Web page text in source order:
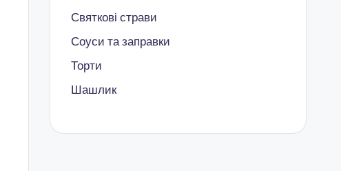
Святкові страви
Соуси та заправки
Торти
Шашлик